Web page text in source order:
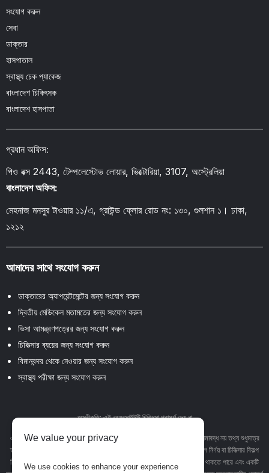
সংযোগ করুন
সেবা
ডাক্তার
হাসপাতাল
স্বাস্থ্য চেক প্যাকেজ
বাংলাদেশ চিকিৎসক
বাংলাদেশ হাসপাতা
প্রধান অফিস:
পিও বক্স 2443, টেম্পলেস্টোভ লোয়ার, ভিক্টোরিয়া, 3107, অস্ট্রেলিয়া
বাংলাদেশ অফিস:
মেহনাজ মনসুর টাওয়ার ১১/এ, গ্রাউন্ড ফ্লোর রোড নং: ১৩০, গুলশান ১। ঢাকা,
১২১২
আমাদের সাথে সংযোগ করুন
ডাক্তারের অ্যাপয়েন্টমেন্টের জন্য সংযোগ করুন
দ্বিতীয় মেডিকেল মতামতের জন্য সংযোগ করুন
ভিসা আমন্ত্রণপত্রের জন্য সংযোগ করুন
চিকিত্সার ব্যয়ের জন্য সংযোগ করুন
বিমানবন্দর থেকে নেওয়ার জন্য সংযোগ করুন
স্বাস্থ্য পরীক্ষা জন্য সংযোগ করুন
অস্বীকৃতি: এই ওয়েবসাইটটি চিকিৎসা পরামর্শ দেয় না
এই ওয়েবসাইটে থাকা পাঠ্য, গ্রাফিক্স, চিত্র এবং অন্যান্য উপাদান সহ তবে এর মধ্যে সীমাবদ্ধ নয় তথ্য শুধুমাত্র
তথ্যমূলক উদ্দেশ্যে। এই সাইটে কোনও উপাদান বা সামগ্রী পেশাদার চিকিত্সা পরামর্শ, রোগ নির্ণয় বা চিকিত্সার বিকল্প
হিসাবে উদ্দেশ্য নয়। কোনও চিকিত্সা অবস্থা বা চিকিত্সা সম্পর্কে আপনার যে কোনও প্রশ্ন থাকতে পারে এবং একটি
We value your privacy
We use cookies to enhance your experience